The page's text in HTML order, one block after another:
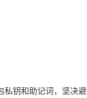
钥和助记词，坚决